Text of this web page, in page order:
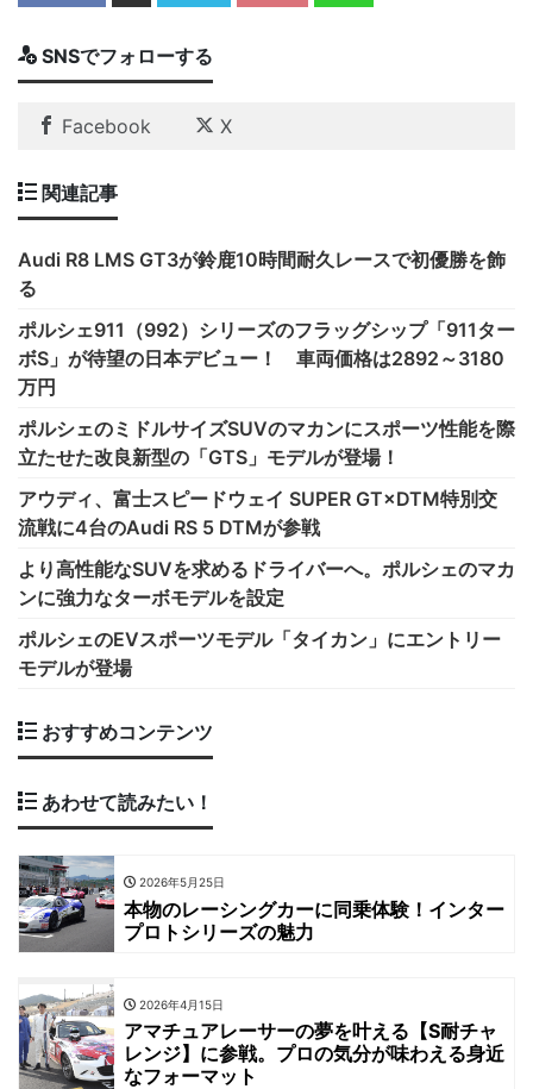
SNSでフォローする
Facebook X
関連記事
Audi R8 LMS GT3が鈴鹿10時間耐久レースで初優勝を飾
る
ポルシェ911（992）シリーズのフラッグシップ「911ター
ボS」が待望の日本デビュー！ 車両価格は2892～3180
万円
ポルシェのミドルサイズSUVのマカンにスポーツ性能を際
立たせた改良新型の「GTS」モデルが登場！
アウディ、富士スピードウェイ SUPER GT×DTM特別交
流戦に4台のAudi RS 5 DTMが参戦
より高性能なSUVを求めるドライバーへ。ポルシェのマカ
ンに強力なターボモデルを設定
ポルシェのEVスポーツモデル「タイカン」にエントリー
モデルが登場
おすすめコンテンツ
あわせて読みたい！
2026年5月25日
本物のレーシングカーに同乗体験！インター
プロトシリーズの魅力
2026年4月15日
アマチュアレーサーの夢を叶える【S耐チャ
レンジ】に参戦。プロの気分が味わえる身近
なフォーマット